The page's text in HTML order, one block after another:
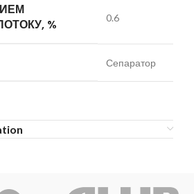
%
0.6
Сепаратор